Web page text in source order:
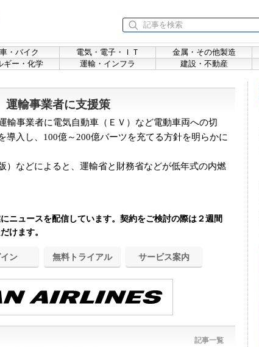
・バイク 電気・電子・ＩＴ 金属・その他製造
ギー・化学 運輸・インフラ 建設・不動産
運輸事業者に支援策
輸事業者に電気自動車（ＥＶ）など電動車両への切
導入し、100億～200億バーツを充てる方針を明らかに
などによると、運輸省と財務省などが低年式の内燃
ニュースを配信しています。契約をご検討の際は２週間
けます。
ン 無料トライアル サービス案内
記事一覧